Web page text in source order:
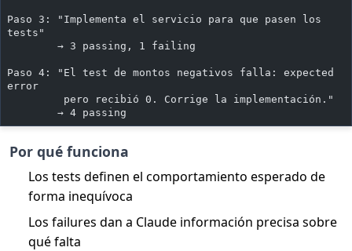
Paso 3: "Implementa el servicio para que pasen los
tests"
        → 3 passing, 1 failing
Paso 4: "El test de montos negativos falla: expected
error
         pero recibió 0. Corrige la implementación."
        → 4 passing
Por qué funciona
Los tests definen el comportamiento esperado de
forma inequívoca
Los failures dan a Claude información precisa sobre
qué falta